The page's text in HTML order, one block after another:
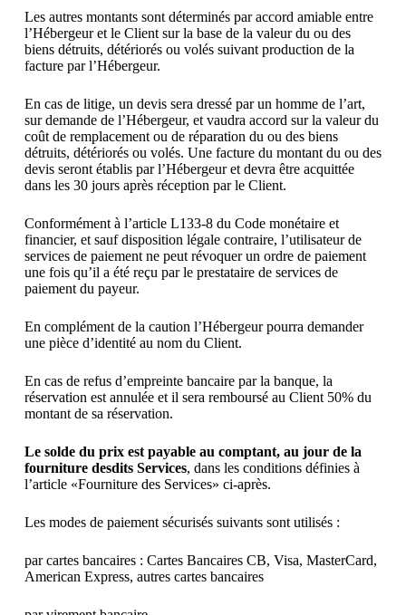
Les autres montants sont déterminés par accord amiable entre
l’Hébergeur et le Client sur la base de la valeur du ou des
biens détruits, détériorés ou volés suivant production de la
facture par l’Hébergeur.
En cas de litige, un devis sera dressé par un homme de l’art,
sur demande de l’Hébergeur, et vaudra accord sur la valeur du
coût de remplacement ou de réparation du ou des biens
détruits, détériorés ou volés. Une facture du montant du ou des
devis seront établis par l’Hébergeur et devra être acquittée
dans les 30 jours après réception par le Client.
Conformément à l’article L133-8 du Code monétaire et
financier, et sauf disposition légale contraire, l’utilisateur de
services de paiement ne peut révoquer un ordre de paiement
une fois qu’il a été reçu par le prestataire de services de
paiement du payeur.
En complément de la caution l’Hébergeur pourra demander
une pièce d’identité au nom du Client.
En cas de refus d’empreinte bancaire par la banque, la
réservation est annulée et il sera remboursé au Client 50% du
montant de sa réservation.
Le solde du prix est payable au comptant, au jour de la
fourniture desdits Services, dans les conditions définies à
l’article «Fourniture des Services» ci-après.
Les modes de paiement sécurisés suivants sont utilisés :
par cartes bancaires : Cartes Bancaires CB, Visa, MasterCard,
American Express, autres cartes bancaires